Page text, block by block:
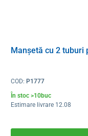
Manșetă cu 2 tuburi
COD: P1777
În stoc >10buc
Estimare livrare 12.08